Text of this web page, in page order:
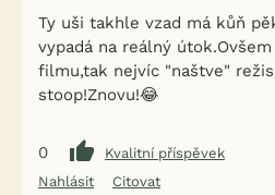
Ty uši takhle vzad má kůň
vypadá na reálný
filmu,tak nejvíc "naštve"
stoop!Znovu!😂
0
Kvalitní příspěvek
Nahlásit
Citovat